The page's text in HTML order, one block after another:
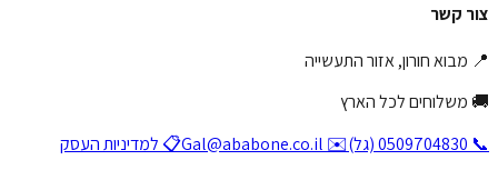
קשר
חורון, אזור התעשייה
משלוחים לכל הארץ
✉️ Gal@ababone.co.il 📋 למדיניות העסק